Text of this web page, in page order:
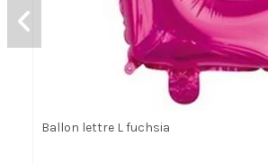
Ballon lettre L fuchsia